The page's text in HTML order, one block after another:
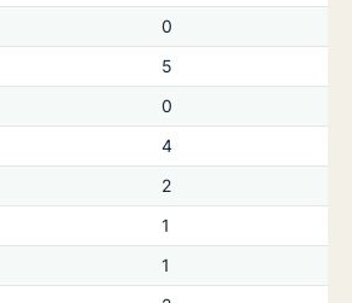
0
5
0
4
2
1
1